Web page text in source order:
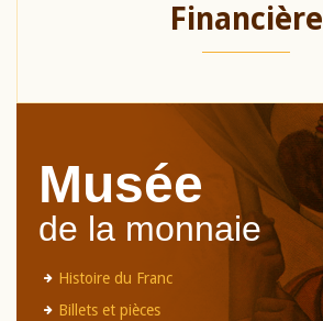
Financière
Musée
de la monnaie
Histoire du Franc
Billets et pièces